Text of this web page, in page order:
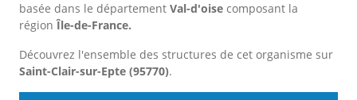
basée dans le département Val-d'oise composant la
régionÎle-de-France.
Découvrez l'ensemble des structures de cet organisme sur
Saint-Clair-sur-Epte (95770).